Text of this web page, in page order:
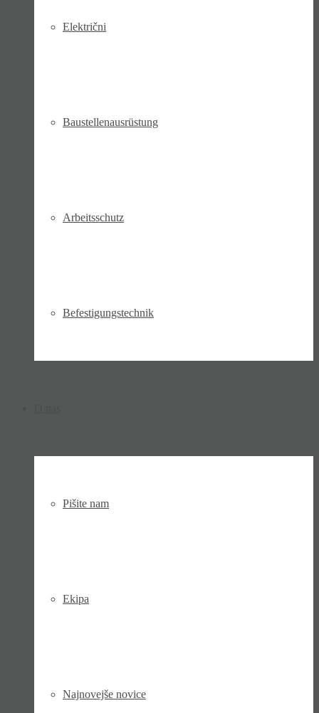
Električni
Bau­stellen­aus­rüstung
Arbeits­schutz
Befesti­gungs­technik
Pišite nam
Ekipa
Najnovejše novice